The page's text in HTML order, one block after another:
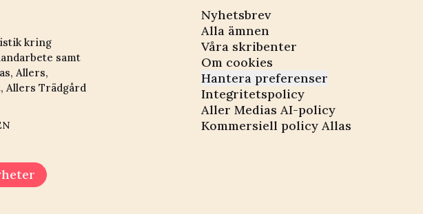
kring
samt
Allers,
Allers Trädgård
Nyhetsbrev
Alla ämnen
Våra skribenter
Om cookies
Hantera preferenser
Integritetspolicy
Aller Medias AI-policy
Kommersiell policy Allas